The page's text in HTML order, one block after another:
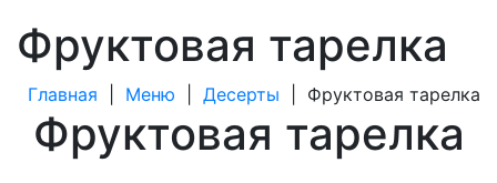
Фруктовая тарелка
Главная Меню Десерты Фруктовая тарелка
Фруктовая тарелка